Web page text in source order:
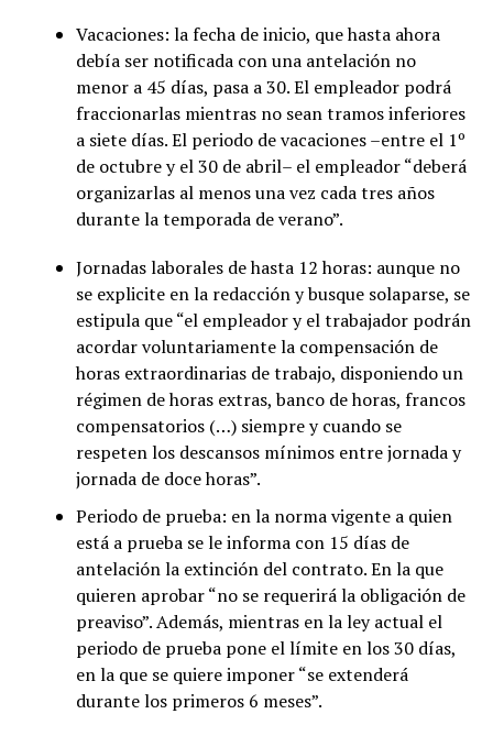
Vacaciones: la fecha de inicio, que hasta ahora
debía ser notificada con una antelación no
menor a 45 días, pasa a 30. El empleador podrá
fraccionarlas mientras no sean tramos inferiores
a siete días. El periodo de vacaciones –entre el 1º
de octubre y el 30 de abril– el empleador “deberá
organizarlas al menos una vez cada tres años
durante la temporada de verano”.
Jornadas laborales de hasta 12 horas: aunque no
se explicite en la redacción y busque solaparse, se
estipula que “el empleador y el trabajador podrán
acordar voluntariamente la compensación de
horas extraordinarias de trabajo, disponiendo un
régimen de horas extras, banco de horas, francos
compensatorios (…) siempre y cuando se
respeten los descansos mínimos entre jornada y
jornada de doce horas”.
Periodo de prueba: en la norma vigente a quien
está a prueba se le informa con 15 días de
antelación la extinción del contrato. En la que
quieren aprobar “no se requerirá la obligación de
preaviso”. Además, mientras en la ley actual el
periodo de prueba pone el límite en los 30 días,
en la que se quiere imponer “se extenderá
durante los primeros 6 meses”.